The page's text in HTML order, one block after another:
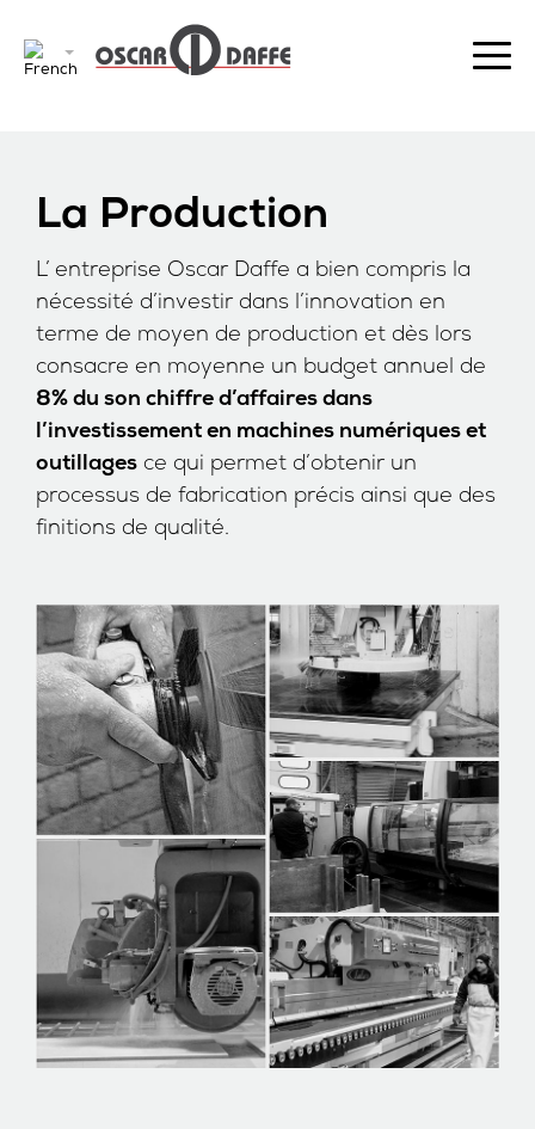
La Production
L’ entreprise Oscar Daffe a bien compris la
nécessité d’investir dans l’innovation en
terme de moyen de production et dès lors
consacre en moyenne un budget annuel de
8% du son chiffre d’affaires dans
l’investissement en machines numériques et
outillages ce qui permet d’obtenir un
processus de fabrication précis ainsi que des
finitions de qualité.